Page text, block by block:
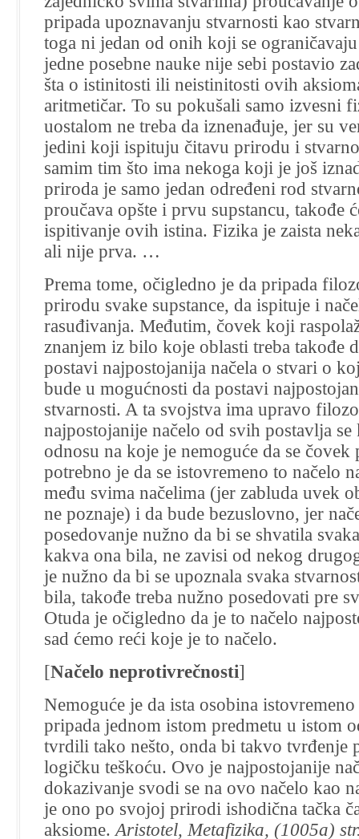
pripada upoznavanju stvarnosti kao
toga ni jedan od onih koji se
jedne posebne nauke nije sebi postavio
šta o istinitosti ili neistinitosti ovih
aritmetičar. To su pokušali samo izvesni
uostalom ne treba da iznenađuje, jer su
jedini koji ispituju čitavu prirodu i
samim tim što ima nekoga koji je još
priroda je samo jedan određeni rod
proučava opšte i prvu supstancu, takođe
ispitivanje ovih istina. Fizika je zaista
ali nije prva. …
Prema tome, očigledno je da pripada
prirodu svake supstance, da ispituje i
rasuđivanja. Međutim, čovek koji
znanjem iz bilo koje oblasti treba takođe
postavi najpostojanija načela o stvari o
bude u mogućnosti da postavi
stvarnosti. A ta svojstva ima upravo
najpostojanije načelo od svih postavlja se
odnosu na koje je nemoguće da se
potrebno je da se istovremeno to načelo
među svima načelima (jer zabluda uvek
ne poznaje) i da bude bezuslovno, jer
posedovanje nužno da bi se shvatila
kakva ona bila, ne zavisi od nekog
je nužno da bi se upoznala svaka
bila, takođe treba nužno posedovati pre
Otuda je očigledno da je to načelo
sad ćemo reći koje je to načelo.
[Načelo neprotivrečnosti]
Nemoguće je da ista osobina
pripada jednom istom predmetu u istom
tvrdili tako nešto, onda bi takvo tvrđenje
logičku teškoću. Ovo je najpostojanije
dokazivanje svodi se na ovo načelo kao
je ono po svojoj prirodi ishodična tačka
aksiome.Aristotel, Metafizika, (1005a)